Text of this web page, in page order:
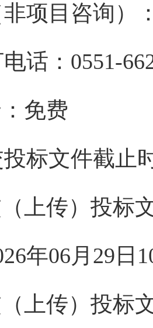
项目咨询）
话：0551-
免费
投标文件截止
上传）投标
年06月29日
上传）投标